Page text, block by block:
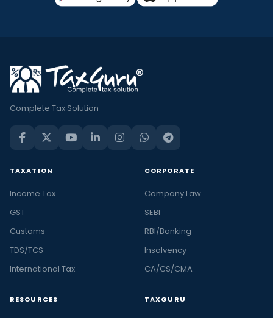
Complete Tax Solution
TAXATION
Income Tax
GST
Customs
TDS/TCS
International Tax
CORPORATE
Company Law
SEBI
RBI/Banking
Insolvency
CA/CS/CMA
RESOURCES TAXGURU